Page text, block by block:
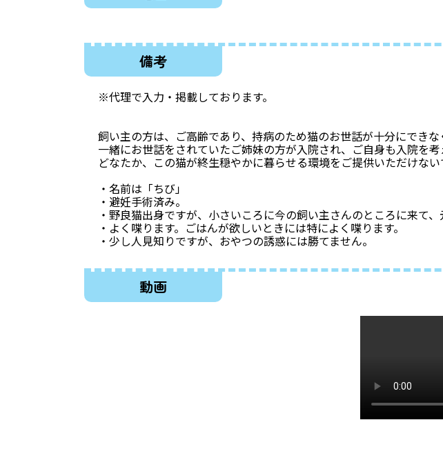
備考
※代理で入力・掲載しております。
飼い主の方は、ご高齢であり、持病のため猫のお世話が十分にでき
一緒にお世話をされていたご姉妹の方が入院され、ご自身も入院を
どなたか、この猫が終生穏やかに暮らせる環境をご提供いただけない
・名前は「ちび」
・避妊手術済み。
・野良猫出身ですが、小さいころに今の飼い主さんのところに来て、
・よく喋ります。ごはんが欲しいときには特によく喋ります。
・少し人見知りですが、おやつの誘惑には勝てません。
動画